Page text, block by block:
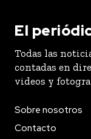
El
Todas las
contadas en
videos y
Sobre nosotros
Contacto